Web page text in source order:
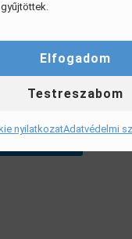
Elfogadom
Testreszabom
nyilatkozatAdatvédelmi
mi is csak fogjuk a